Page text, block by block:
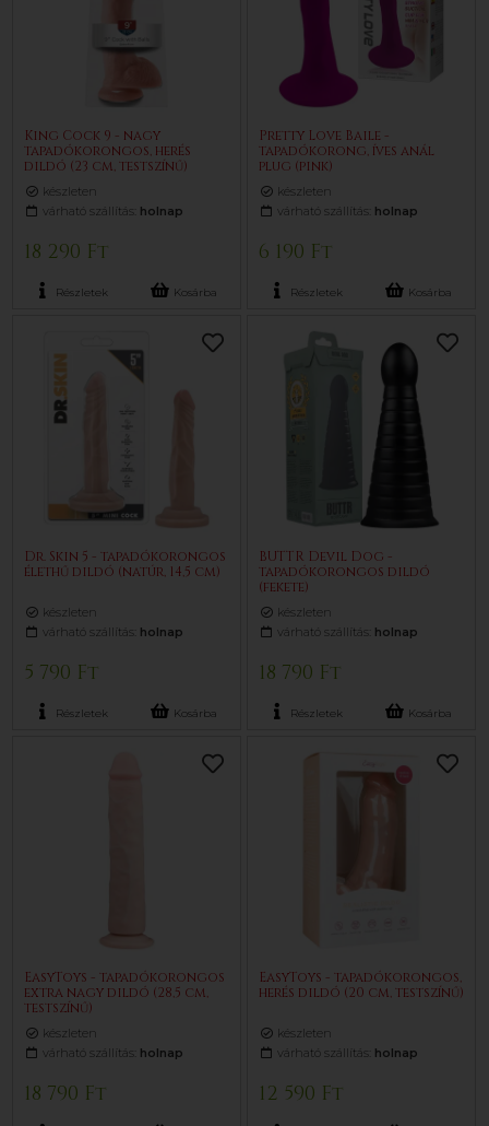
King Cock 9 - nagy
tapadókorongos, herés
dildó (23 cm, testszínű)
készleten
várható szállítás: holnap
18 290 Ft
Részletek Kosárba
Pretty Love Baile -
tapadókorong, íves anál
plug (pink)
készleten
várható szállítás: holnap
6 190 Ft
Részletek Kosárba
Dr. Skin 5 - tapadókorongos
élethű dildó (natúr, 14,5 cm)
készleten
várható szállítás: holnap
5 790 Ft
Részletek Kosárba
BUTTR Devil Dog -
tapadókorongos dildó
(fekete)
készleten
várható szállítás: holnap
18 790 Ft
Részletek Kosárba
EasyToys - tapadókorongos
extra nagy dildó (28,5 cm,
testszínű)
készleten
várható szállítás: holnap
18 790 Ft
EasyToys - tapadókorongos,
herés dildó (20 cm, testszínű)
készleten
várható szállítás: holnap
12 590 Ft